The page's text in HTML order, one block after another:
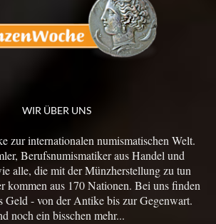
WIR ÜBER UNS
zur internationalen numismatischen Welt.
Berufsnumismatiker aus Handel und
alle, die mit der Münzherstellung zu tun
kommen aus 170 Nationen. Bei uns finden
Geld - von der Antike bis zur Gegenwart.
noch ein bisschen mehr...